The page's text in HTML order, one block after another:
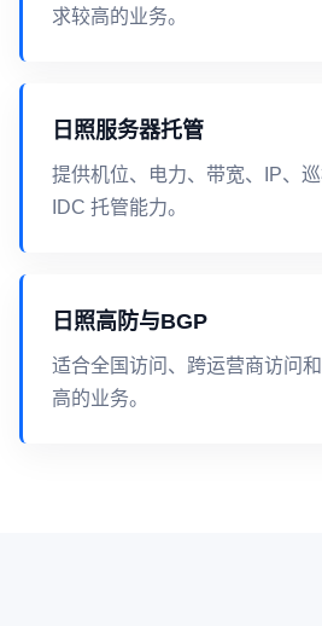
求较高的业务。
日照服务器托管
提供机位、电力、带宽、IP、
IDC 托管能力。
日照高防与BGP
适合全国访问、跨运营商访问
高的业务。